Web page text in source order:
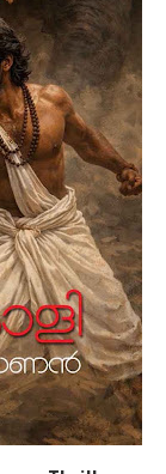
ഇതിനു
കവിതകളുടെ